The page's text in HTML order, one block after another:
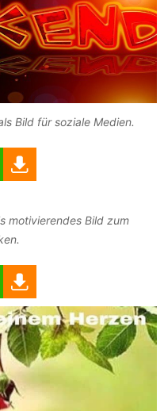
Bild für soziale Medien.
motivierendes Bild zum